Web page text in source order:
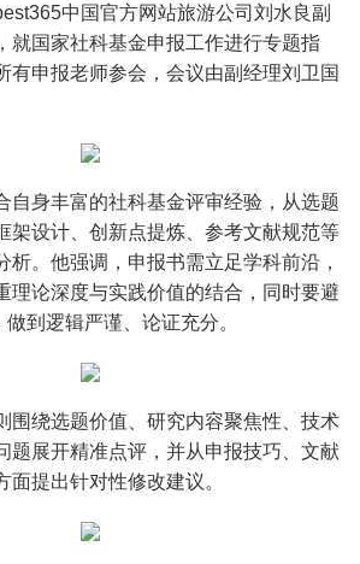
中国官方网站旅游公司刘水良副
就国家社科基金申报工作进行专题指
有申报老师参会，会议由副经理刘卫国
自身丰富的社科基金评审经验，从选题
架设计、创新点提炼、参考文献规范等
析。他强调，申报书需立足学科前沿，
理论深度与实践价值的结合，同时要避
到逻辑严谨、论证充分。
围绕选题价值、研究内容聚焦性、技术
题展开精准点评，并从申报技巧、文献
面提出针对性修改建议。